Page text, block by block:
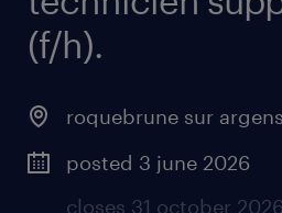
(f/h).
roquebrune sur argens
posted 3 june 2026
closes 31 october 2026